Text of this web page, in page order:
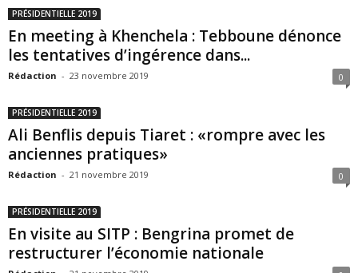
PRÉSIDENTIELLE 2019
En meeting à Khenchela : Tebboune dénonce
les tentatives d’ingérence dans...
Rédaction - 23 novembre 2019 0
PRÉSIDENTIELLE 2019
Ali Benflis depuis Tiaret : «rompre avec les
anciennes pratiques»
Rédaction - 21 novembre 2019 0
PRÉSIDENTIELLE 2019
En visite au SITP : Bengrina promet de
restructurer l’économie nationale